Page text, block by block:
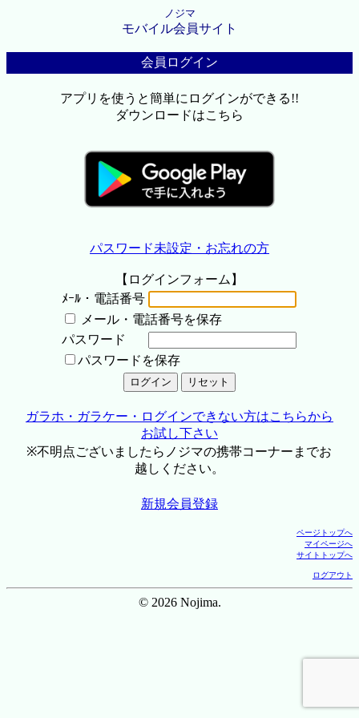
ノジマ
モバイル会員サイト
会員ログイン
アプリを使うと簡単にログインができる!!
ダウンロードはこちら
パスワード未設定・お忘れの方
【ログインフォーム】
ﾒｰﾙ・電話番号
メール・電話番号を保存
パスワード
パスワードを保存
ガラホ・ガラケー・ログインできない方はこちらから
お試し下さい
※不明点ございましたらノジマの携帯コーナーまでお
越しください。
新規会員登録
ページトップへ
マイページへ
サイトトップへ
ログアウト
© 2026 Nojima.